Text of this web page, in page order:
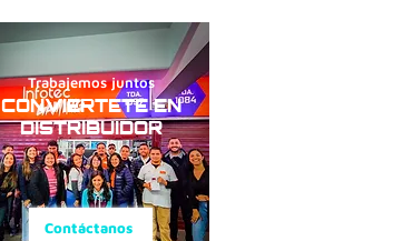
CONVIERTETE EN
DISTRIBUIDOR
Contáctanos
Trabajemos juntos